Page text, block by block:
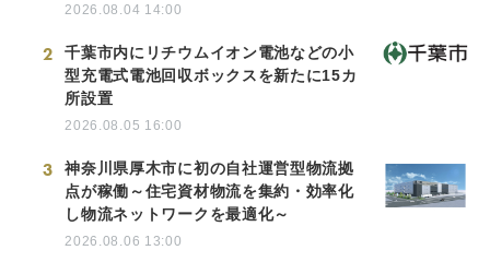
2026.08.04 14:00
2
千葉市内にリチウムイオン電池などの小
型充電式電池回収ボックスを新たに15カ
所設置
2026.08.05 16:00
3
神奈川県厚木市に初の自社運営型物流拠
点が稼働～住宅資材物流を集約・効率化
し物流ネットワークを最適化～
2026.08.06 13:00